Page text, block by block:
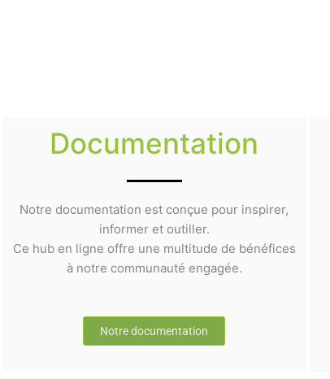
Documentation
Notre documentation est conçue pour inspirer,
informer et outiller.
Ce hub en ligne offre une multitude de bénéfices
à notre communauté engagée.
Notre documentation